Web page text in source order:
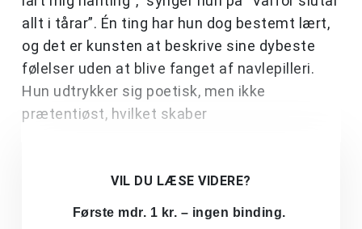
allt i tårar”. Én ting har hun dog bestemt lært,
og det er kunsten at beskrive sine dybeste
følelser uden at blive fanget af navlepilleri.
Hun udtrykker sig poetisk, men ikke
prætentiøst, hvilket skaber
VIL DU LÆSE VIDERE?
Første mdr. 1 kr. – ingen binding.